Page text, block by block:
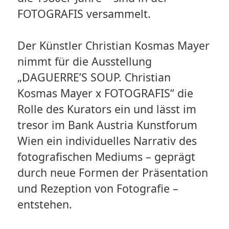
FOTOGRAFIS versammelt.
Der Künstler Christian Kosmas Mayer
nimmt für die Ausstellung
„DAGUERRE’S SOUP. Christian
Kosmas Mayer x FOTOGRAFIS“ die
Rolle des Kurators ein und lässt im
tresor im Bank Austria Kunstforum
Wien ein individuelles Narrativ des
fotografischen Mediums – geprägt
durch neue Formen der Präsentation
und Rezeption von Fotografie –
entstehen.